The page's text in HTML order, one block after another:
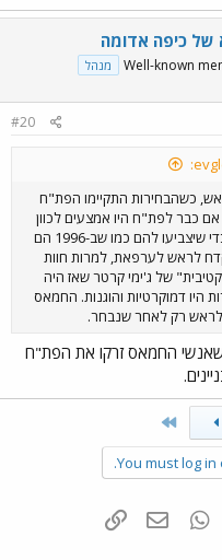
של כיפה אדומה
Well-known מנהל
#20
כשהבחירות התקיימו הפת"ח
כבר לפת"ח היו אמצעים לכוון
אקדח לראש כדי שיצביעו להם כמו שב-1996 הם
לראש לערפאת, למרות חוות
של ג'ימי קרטר שאז היה
היו דמוקרטיות והוגנות. החמאס
לראש רק לאחר שנבחר.
שאנשי החמאס זרקו את הפת"ח
You must log
Tumblr
WhatsAppדואר אלקטרוני